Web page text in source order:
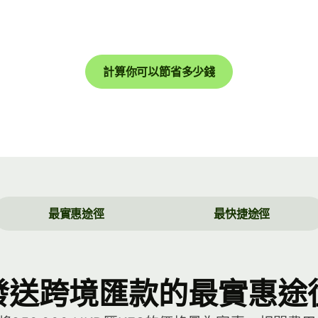
計算你可以節省多少錢
最實惠途徑 最快捷途徑
送跨境匯款的最實惠途